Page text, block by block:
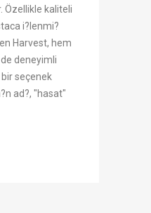
Özellikle kaliteli
i?lenmi?
Harvest, hem
deneyimli
seçenek
ad?, "hasat"